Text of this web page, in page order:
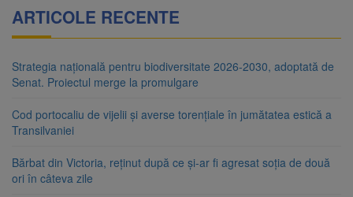
ARTICOLE RECENTE
Strategia națională pentru biodiversitate 2026-2030, adoptată de
Senat. Proiectul merge la promulgare
Cod portocaliu de vijelii și averse torențiale în jumătatea estică a
Transilvaniei
Bărbat din Victoria, reținut după ce și-ar fi agresat soția de două
ori în câteva zile